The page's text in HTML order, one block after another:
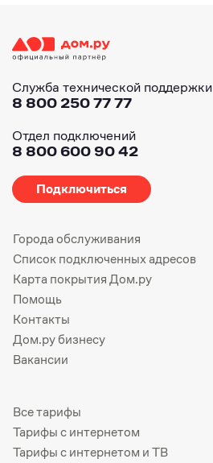
Служба технической поддержки
8 800 250 77 77
Отдел подключений
8 800 600 90 42
Подключиться
Города обслуживания
Список подключенных адресов
Карта покрытия Дом.ру
Помощь
Контакты
Дом.ру бизнесу
Вакансии
Все тарифы
Тарифы с интернетом
Тарифы с интернетом и ТВ